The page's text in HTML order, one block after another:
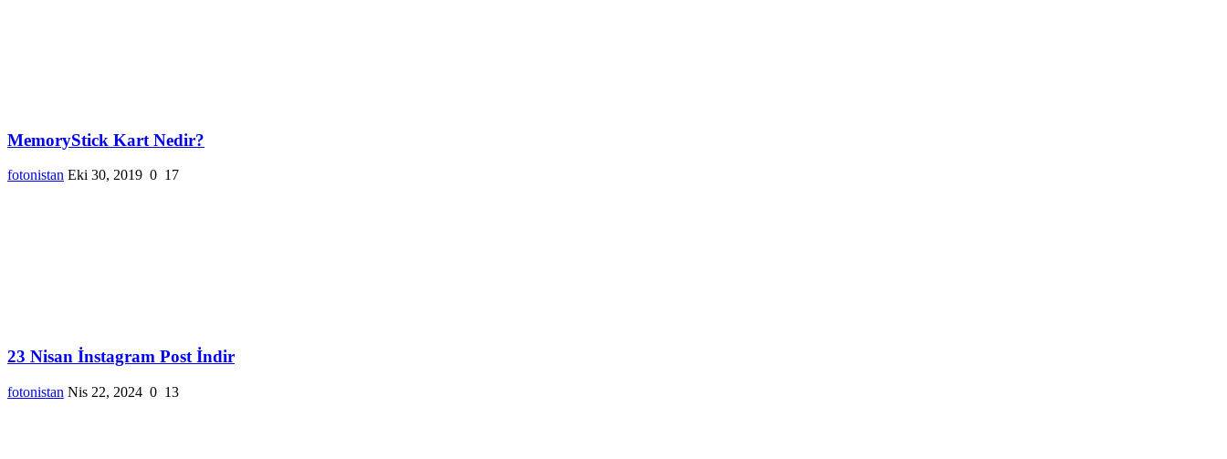
MemoryStick Kart Nedir?
fotonistan Eki 30, 2019 0 17
23 Nisan İnstagram Post İndir
fotonistan Nis 22, 2024 0 13